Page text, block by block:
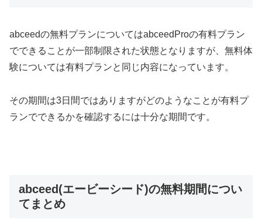
abceedの無料プランについてはabceedProの有料プラン
でできることが一部制限された状態となりますが、無料体
験については有料プランと同じ内容になっています。
その期間は3日間ではありますがどのようなことが有料プ
ランでできるかを確認するには十分な期間です。
abceed(エービーシード)の無料期間につい
てまとめ